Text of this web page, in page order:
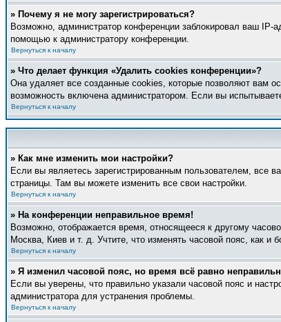
» Почему я не могу зарегистрироваться?
Возможно, администратор конференции заблокировал ваш IP-
помощью к администратору конференции.
Вернуться к началу
» Что делает функция «Удалить cookies конференции»?
Она удаляет все созданные cookies, которые позволяют вам
возможность включена администратором. Если вы
Вернуться к началу
» Как мне изменить мои настройки?
Если вы являетесь зарегистрированным пользователем, все
страницы. Там вы можете изменить все свои настройки.
Вернуться к началу
» На конференции неправильное время!
Возможно, отображается время, относящееся к другому
Москва, Киев и т. д. Учтите, что изменять часовой пояс, как и
Вернуться к началу
» Я изменил часовой пояс, но время всё равно
Если вы уверены, что правильно указали часовой пояс и
администратора для устранения проблемы.
Вернуться к началу